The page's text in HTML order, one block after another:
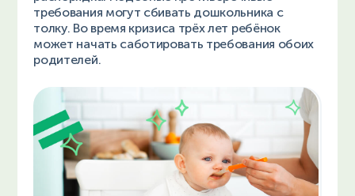
требования могут сбивать дошкольника с
толку. Во время кризиса трёх лет ребёнок
может начать саботировать требования обоих
родителей.